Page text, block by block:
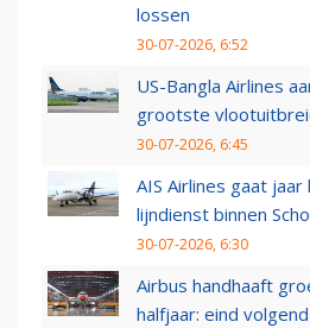
lossen
30-07-2026, 6:52
US-Bangla Airlines
grootste
30-07-2026, 6:45
AIS Airlines gaat
lijndienst binnen
30-07-2026, 6:30
Airbus handhaaft
halfjaar: eind